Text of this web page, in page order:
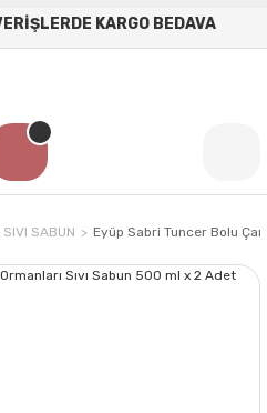
KARGO BEDAVA
SIVI SABUN Eyüp Sabri Tuncer Bolu